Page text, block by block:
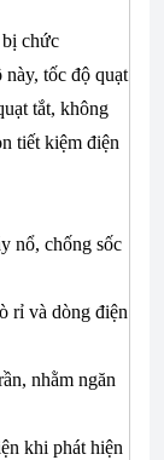
chức
tốc độ quạt
tắt, không
tiết kiệm điện
nổ, chống sốc
rỉ và dòng điện
nhằm ngăn
khi phát hiện